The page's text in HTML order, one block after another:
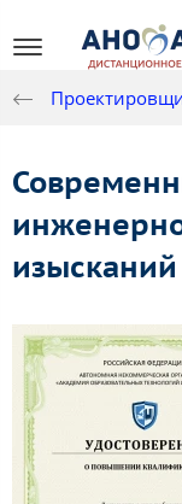
изысканий